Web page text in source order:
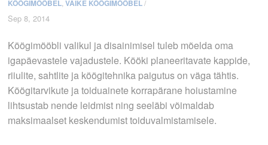
KÖÖGIMÖÖBEL,VÄIKE KÖÖGIMÖÖBEL /
Sep 8, 2014
Köögimööbli valikul ja disainimisel tuleb mõelda oma
igapäevastele vajadustele. Kööki planeeritavate kappide,
riiulite, sahtlite ja köögitehnika paigutus on väga tähtis.
Köögitarvikute ja toiduainete korrapärane hoiustamine
lihtsustab nende leidmist ning seeläbi võimaldab
maksimaalset keskendumist toiduvalmistamisele.